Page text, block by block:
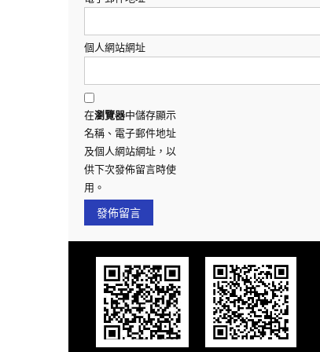
個人網站網址
在瀏覽器中儲存顯示
名稱、電子郵件地址
及個人網站網址，以
供下次發佈留言時使
用。